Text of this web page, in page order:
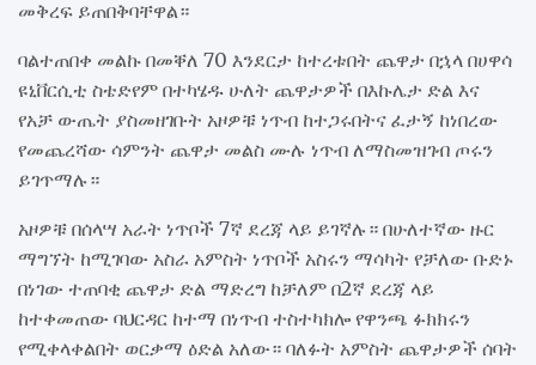
መቅረፍ ይጠበቅባቸዋል።
ባልተጠበቀ መልኩ በመቐለ 70 እንደርታ ከተረቱበት ጨዋታ በኋላ በሀዋሳ
ዩኒቨርሲቲ ስቴድየም በተካሄዱ ሁለት ጨዋታዎች በእኩሌታ ድል እና
የአቻ ውጤት ያስመዘገቡት አዞዎቹ ነጥብ ከተጋሩበትና ፈታኝ ከነበረው
የመጨረሻው ሳምንት ጨዋታ መልስ ሙሉ ነጥብ ለማስመዝገብ ጦሩን
ይገጥማሉ።
አዞዎቹ በሰላሣ አራት ነጥቦች 7ኛ ደረጃ ላይ ይገኛሉ። በሁለተኛው ዙር
ማግኘት ከሚገባው አስራ አምስት ነጥቦች አስሩን ማሳካት የቻለው ቡድኑ
በነገው ተጠባቂ ጨዋታ ድል ማድረግ ከቻለም በ2ኛ ደረጃ ላይ
ከተቀመጠው ባህርዳር ከተማ በነጥብ ተስተካክሎ የዋንጫ ፉክክሩን
የሚቀላቀልበት ወርቃማ ዕድል አለው። ባለፉት አምስት ጨዋታዎች ሰባት